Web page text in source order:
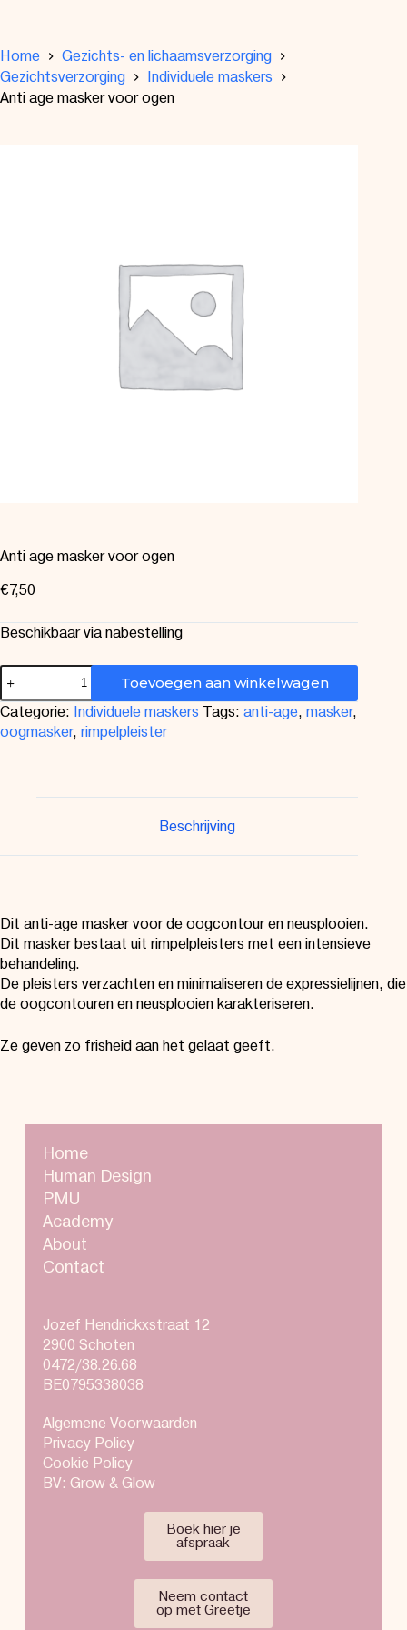
Home
Gezichts- en lichaamsverzorging
Gezichtsverzorging
Individuele maskers
Anti age masker voor ogen
Anti age masker voor ogen
€7,50
Beschikbaar via nabestelling
Toevoegen aan winkelwagen
Categorie: Individuele maskers Tags: anti-age, masker,
oogmasker, rimpelpleister
Beschrijving
Dit anti-age masker voor de oogcontour en neusplooien.
Dit masker bestaat uit rimpelpleisters met een intensieve
behandeling.
De pleisters verzachten en minimaliseren de expressielijnen, die
de oogcontouren en neusplooien karakteriseren.
Ze geven zo frisheid aan het gelaat geeft.
Home
Human Design
PMU
Academy
About
Contact
Jozef Hendrickxstraat 12
2900 Schoten
0472/38.26.68
BE0795338038
Algemene Voorwaarden
Privacy Policy
Cookie Policy
BV: Grow & Glow
Boek hier je
afspraak
Neem contact
op met Greetje